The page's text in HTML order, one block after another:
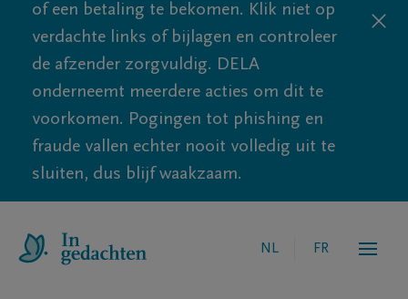
of een betaling te bekomen. Klik niet op
verdachte links of bijlagen en controleer
de afzender zorgvuldig. DELA
onderneemt meerdere acties om dit te
voorkomen. Pogingen tot phishing en
fraude vallen echter nooit volledig uit te
sluiten, dus blijf waakzaam.
NL FR